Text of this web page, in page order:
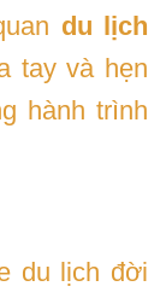
du lịch
tay và hẹn
hành trình
du lịch đời